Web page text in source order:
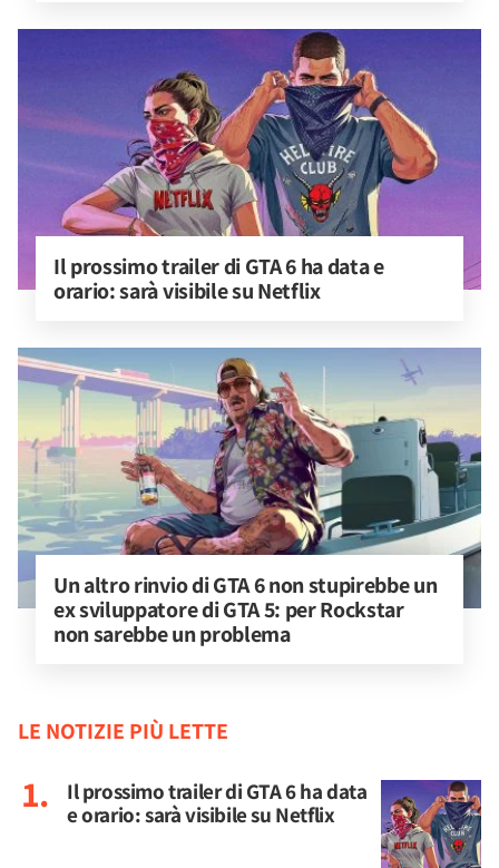
Il prossimo trailer di GTA 6 ha data e
orario: sarà visibile su Netflix
Un altro rinvio di GTA 6 non stupirebbe un
ex sviluppatore di GTA 5: per Rockstar
non sarebbe un problema
LE NOTIZIE PIÙ LETTE
Il prossimo trailer di GTA 6 ha data
e orario: sarà visibile su Netflix